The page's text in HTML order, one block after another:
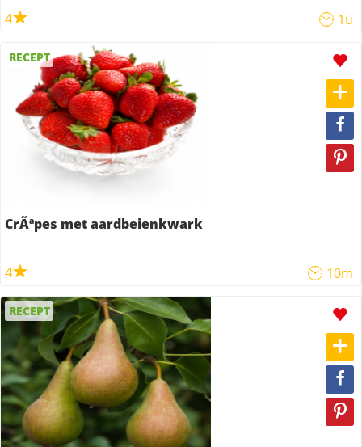
4 1u
RECEPT
CrÃªpes met aardbeienkwark
4 10m
RECEPT